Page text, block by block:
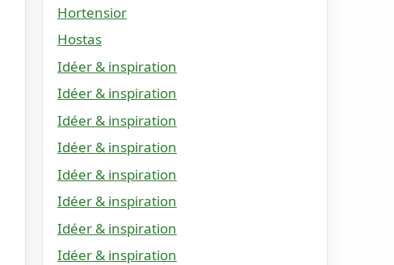
Hortensior
Hostas
Idéer & inspiration
Idéer & inspiration
Idéer & inspiration
Idéer & inspiration
Idéer & inspiration
Idéer & inspiration
Idéer & inspiration
Idéer & inspiration